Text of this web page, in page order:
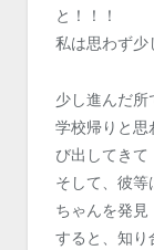
と！！！
私は思わず少
少し進んだ所
学校帰りと思
び出してきて
そして、彼
ちゃんを発見
すると、知り